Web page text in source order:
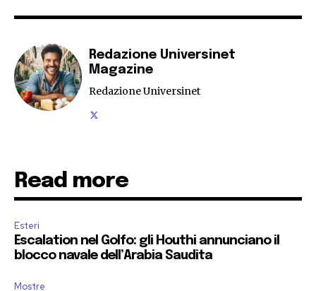
Redazione Universinet
Magazine
Redazione Universinet
Read more
Esteri
Escalation nel Golfo: gli Houthi annunciano il
blocco navale dell’Arabia Saudita
Mostre